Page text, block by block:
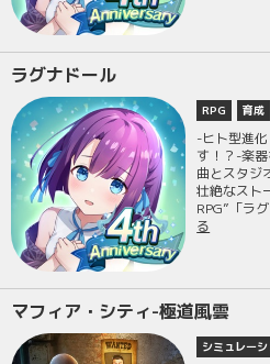
ラグナドール
RPG 育成
-ヒト型進
す！？-楽
曲とスタジ
壮絶なスト
RPG”「ラ
る
マフィア・シティ-極道風雲
シミュレーシ